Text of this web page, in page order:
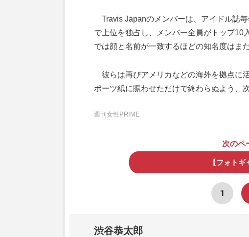
Travis Japanのメンバーは、アイドル誌
で上位を独占し、メンバー全員がトップ10
では顔と名前が一致するほどの知名度はま
彼らは再びアメリカなどの海外を拠点に
ポーツ紙に賑わせただけで終わらぬよう、
週刊女性PRIME
次のペ
【フォトギ
1
渋谷恭太郎